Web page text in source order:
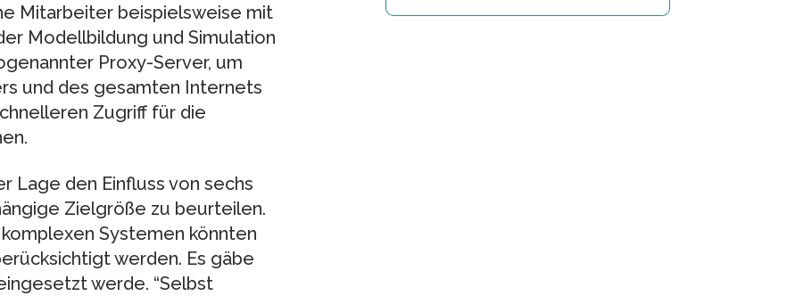
Mitarbeiter beispielsweise mit
Modellbildung und Simulation
Proxy-Server, um
und des gesamten Internets
Zugriff für die
Lage den Einfluss von sechs
Zielgröße zu beurteilen.
Systemen könnten
werden. Es gäbe
werde. “Selbst